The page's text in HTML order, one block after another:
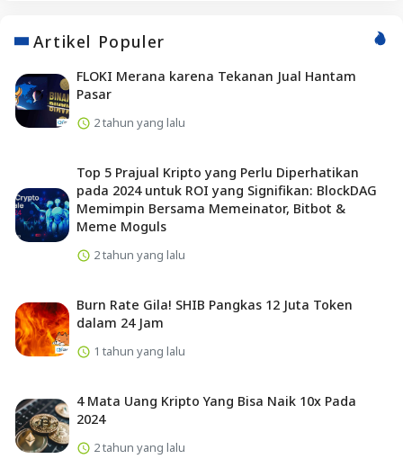
Artikel Populer
FLOKI Merana karena Tekanan Jual Hantam
Pasar
2 tahun yang lalu
Top 5 Prajual Kripto yang Perlu Diperhatikan
pada 2024 untuk ROI yang Signifikan: BlockDAG
Memimpin Bersama Memeinator, Bitbot &
Meme Moguls
2 tahun yang lalu
Burn Rate Gila! SHIB Pangkas 12 Juta Token
dalam 24 Jam
1 tahun yang lalu
4 Mata Uang Kripto Yang Bisa Naik 10x Pada
2024
2 tahun yang lalu